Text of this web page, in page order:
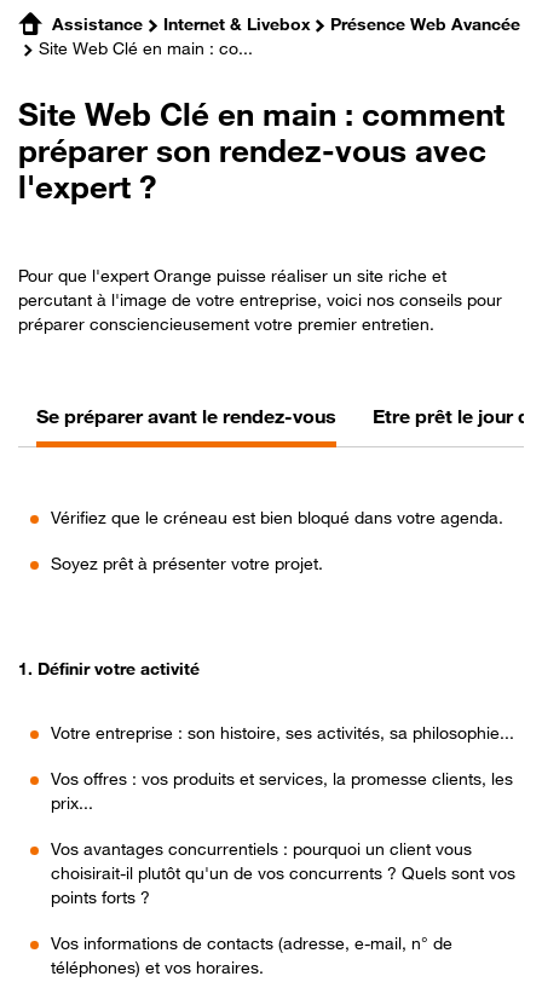
Assistance Internet & Livebox
Présence Web Avancée
Site Web Clé en main : co...
Site Web Clé en main : comment
préparer son rendez-vous avec
l'expert ?
Pour que l'expert Orange puisse réaliser un site riche et
percutant à l'image de votre entreprise, voici nos conseils pour
préparer consciencieusement votre premier entretien.
Se préparer avant le rendez-vous Etre prêt le jour
Vérifiez que le créneau est bien bloqué dans votre agenda.
Soyez prêt à présenter votre projet.
1. Définir votre activité
Votre entreprise : son histoire, ses activités, sa philosophie...
Vos offres : vos produits et services, la promesse clients, les
prix...
Vos avantages concurrentiels : pourquoi un client vous
choisirait-il plutôt qu'un de vos concurrents ? Quels sont vos
points forts ?
Vos informations de contacts (adresse, e-mail, n° de
téléphones) et vos horaires.